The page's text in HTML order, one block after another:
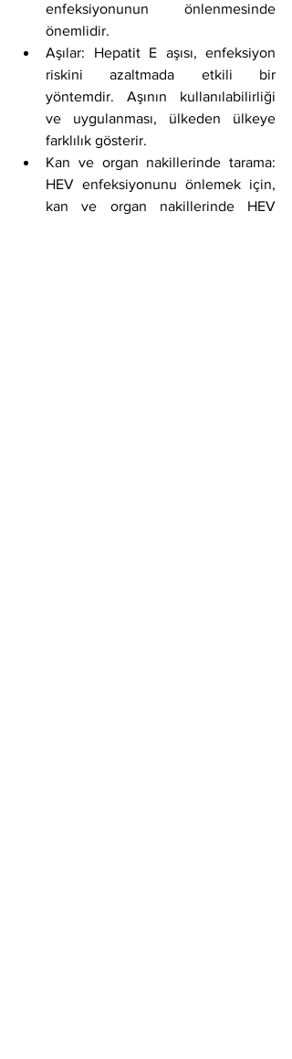
enfeksiyonunun önlenmesinde
önemlidir.
Aşılar: Hepatit E aşısı, enfeksiyon
riskini azaltmada etkili bir
yöntemdir. Aşının kullanılabilirliği
ve uygulanması, ülkeden ülkeye
farklılık gösterir.
Kan ve organ nakillerinde tarama:
HEV enfeksiyonunu önlemek için,
kan ve organ nakillerinde HEV